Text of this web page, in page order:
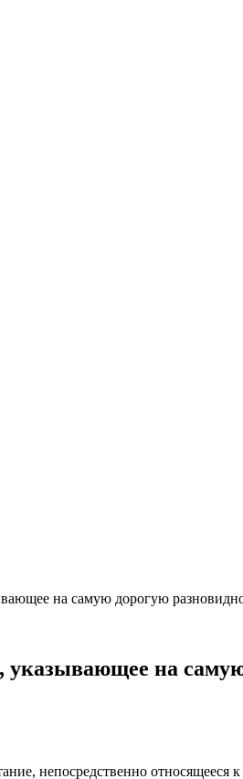
на самую дорогую
указывающее на
непосредственно относящееся